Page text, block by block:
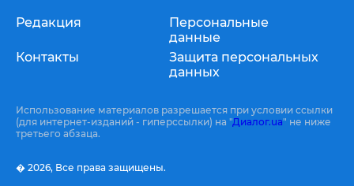
Редакция
Контакты
Персональные
данные
Защита персональных
данных
Использование материалов разрешается при условии ссылки
(для интернет-изданий - гиперссылки) на "Диалог.ua" не ниже
третьего абзаца.
� 2026, Все права защищены.